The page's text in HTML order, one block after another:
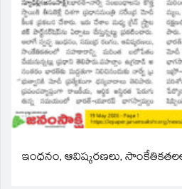
ఇంధనం, ఆవిష్కరణలు,